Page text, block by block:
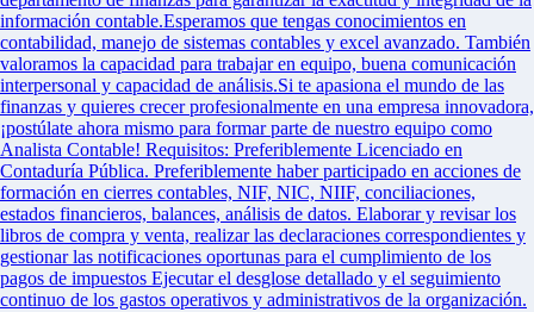
información contable.Esperamos que tengas conocimientos en
contabilidad, manejo de sistemas contables y excel avanzado. También
valoramos la capacidad para trabajar en equipo, buena comunicación
interpersonal y capacidad de análisis.Si te apasiona el mundo de las
finanzas y quieres crecer profesionalmente en una empresa innovadora,
¡postúlate ahora mismo para formar parte de nuestro equipo como
Analista Contable! Requisitos: Preferiblemente Licenciado en
Contaduría Pública. Preferiblemente haber participado en acciones de
formación en cierres contables, NIF, NIC, NIIF, conciliaciones,
estados financieros, balances, análisis de datos. Elaborar y revisar los
libros de compra y venta, realizar las declaraciones correspondientes y
gestionar las notificaciones oportunas para el cumplimiento de los
pagos de impuestos Ejecutar el desglose detallado y el seguimiento
continuo de los gastos operativos y administrativos de la organización.